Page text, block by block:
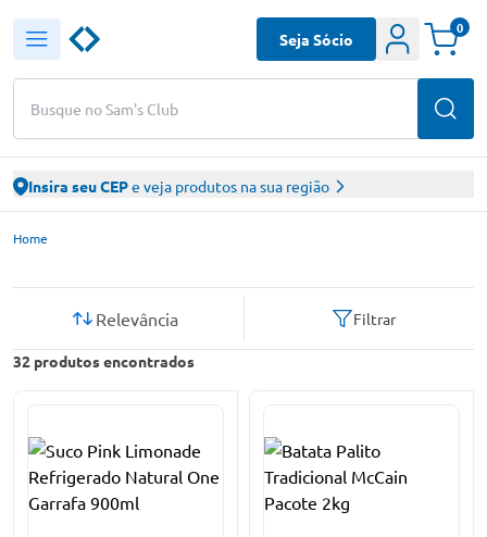
Busque no Sam's Club
Seja Sócio
0
Insira seu CEPe veja produtos na sua região
Sam’s Club – Faça suas compras online
Home
32 produtos encontrados
Relevância Filtrar